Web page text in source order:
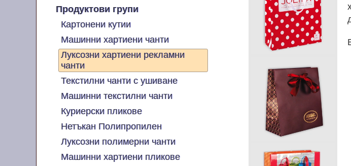
Продуктови групи
Картонени кутии
Машинни хартиени чанти
Луксозни хартиени рекламни
чанти
Текстилни чанти с ушиване
Машинни текстилни чанти
Куриерски пликове
Нетъкан Полипропилен
Луксозни полимерни чанти
Машинни хартиени пликове